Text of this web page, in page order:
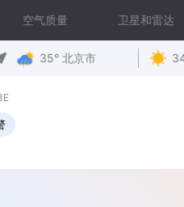
空气质量 卫星和雷达
35° 北京市